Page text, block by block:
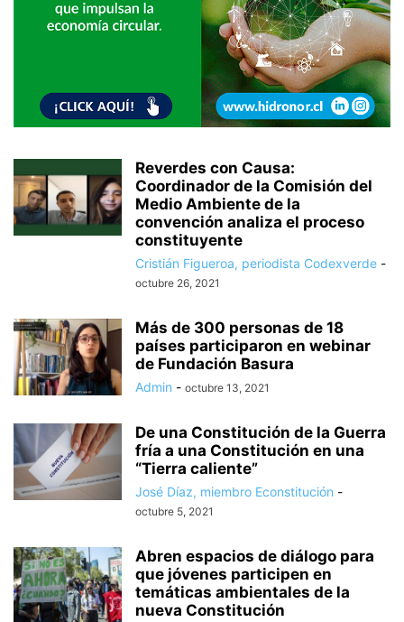
Reverdes con Causa:
Coordinador de la Comisión del
Medio Ambiente de la
convención analiza el proceso
constituyente
Cristián Figueroa, periodista Codexverde -
octubre 26, 2021
Más de 300 personas de 18
países participaron en webinar
de Fundación Basura
Admin - octubre 13, 2021
De una Constitución de la Guerra
fría a una Constitución en una
“Tierra caliente”
José Díaz, miembro Econstitución -
octubre 5, 2021
Abren espacios de diálogo para
que jóvenes participen en
temáticas ambientales de la
nueva Constitución